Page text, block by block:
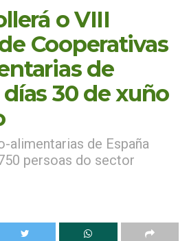
o VIII
Cooperativas
de
días 30 de xuño
alimentarias de España
persoas do sector